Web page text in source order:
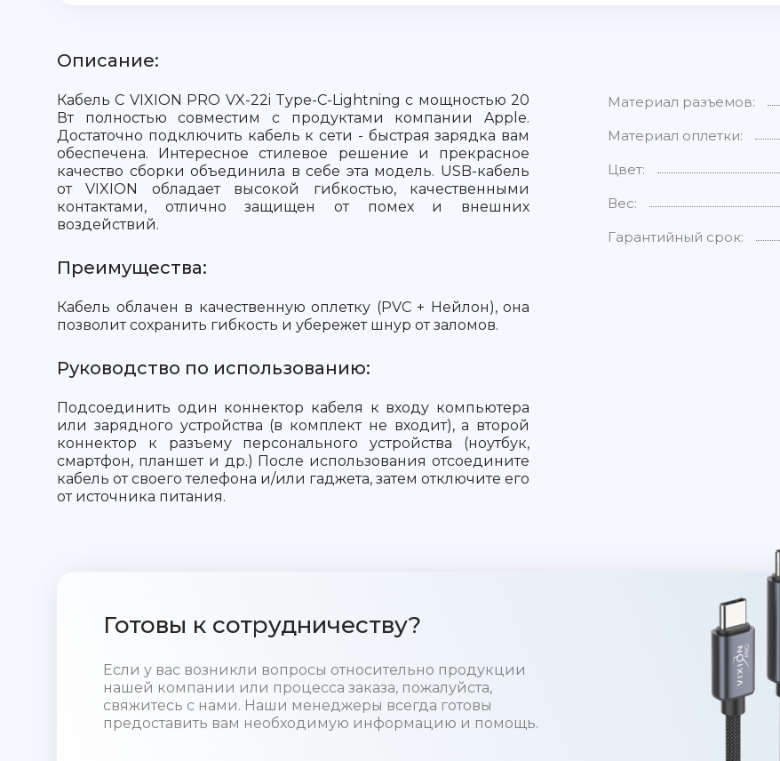
Описание:
Кабель C VIXION PRO VX-22i Type-C-Lightning с мощностью 20
Вт полностью совместим с продуктами компании Apple.
Достаточно подключить кабель к сети - быстрая зарядка вам
обеспечена. Интересное стилевое решение и прекрасное
качество сборки объединила в себе эта модель. USB-кабель
от VIXION обладает высокой гибкостью, качественными
контактами, отлично защищен от помех и внешних
воздействий.
Преимущества:
Кабель облачен в качественную оплетку (PVC + Нейлон), она
позволит сохранить гибкость и убережет шнур от заломов.
Руководство по использованию:
Подсоединить один коннектор кабеля к входу компьютера
или зарядного устройства (в комплект не входит), а второй
коннектор к разъему персонального устройства (ноутбук,
смартфон, планшет и др.) После использования отсоедините
кабель от своего телефона и/или гаджета, затем отключите его
от источника питания.
Материал разъемов:
Материал оплетки:
Цвет:
Вес:
Гарантийный срок:
Готовы к сотрудничеству?
Если у вас возникли вопросы относительно продукции
нашей компании или процесса заказа, пожалуйста,
свяжитесь с нами. Наши менеджеры всегда готовы
предоставить вам необходимую информацию и помощь.